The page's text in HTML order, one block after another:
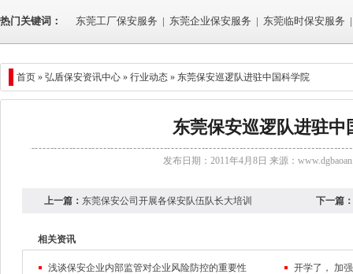
热门关键词： 东莞工厂保安服务 | 东莞企业保安服务 | 东莞临时保安服务 |
首页 » 弘盾保安资讯中心 » 行业动态 » 东莞保安巡逻队进驻中国科学院
东莞保安巡逻队进驻中
发布日期：2011年4月8日 来源：
上一篇： 东莞保安公司开展各保安队伍队长大培训 下一篇：
相关资讯
浅谈保安企业内部监管对企业风险防控的重要性